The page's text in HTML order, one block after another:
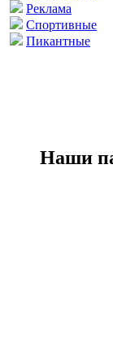
Реклама
Спортивные
Пикантные
Наши